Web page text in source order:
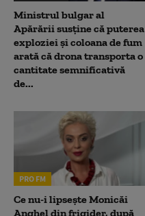
Ministrul bulgar al
Apărării susține că puterea
exploziei și coloana de fum
arată că drona transporta o
cantitate semnificativă
de...
PRO FM
Ce nu-i lipsește Monicăi
Anghel din frigider, după